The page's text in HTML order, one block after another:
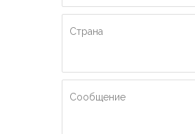
Страна
Сообщение